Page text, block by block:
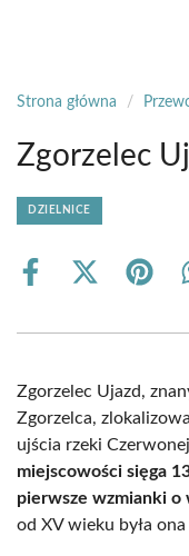
Strona główna /
Zgorzelec
DZIELNICE
Share
Share
(Twitter)
Share
Zgorzelec Ujazd,
Zgorzelca,
ujścia rzeki
miejscowości sięga
pierwsze wzmianki o
od XV wieku była